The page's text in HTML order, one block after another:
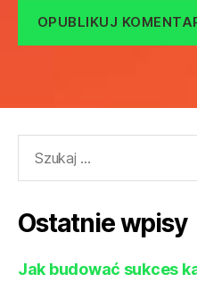
Ostatnie wpisy
Jak budować sukces